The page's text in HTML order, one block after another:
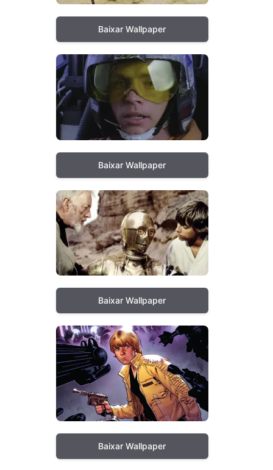
Baixar Wallpaper
Baixar Wallpaper
Baixar Wallpaper
Baixar Wallpaper